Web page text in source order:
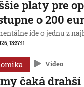
platy pre
o 200
ide o jednu z
13:37:11
Video
čaká